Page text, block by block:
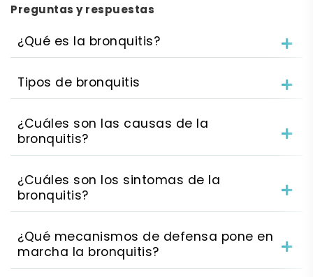
Preguntas y respuestas
¿Qué es la bronquitis?
Tipos de bronquitis
¿Cuáles son las causas de la
bronquitis?
¿Cuáles son los sintomas de la
bronquitis?
¿Qué mecanismos de defensa pone en
marcha la bronquitis?